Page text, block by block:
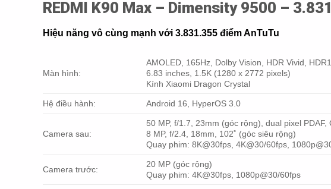
REDMI K90 Max – Dimensity 9500 –
Hiệu năng vô cùng mạnh với 3.831.355 điểm AnTuTu
Màn hình:
AMOLED, 165Hz, Dolby Vision, HDR Vivid,
6.83 inches, 1.5K (1280 x 2772 pixels)
Kính Xiaomi Dragon Crystal
Hệ điều hành: Android 16, HyperOS 3.0
Camera sau:
50 MP, f/1.7, 23mm (góc rộng), dual pixel PDAF,
8 MP, f/2.4, 18mm, 102˚ (góc siêu rộng)
Quay phim: 8K@30fps, 4K@30/60fps,
Camera trước:
20 MP (góc rộng)
Quay phim: 4K@30fps, 1080p@30/60fps